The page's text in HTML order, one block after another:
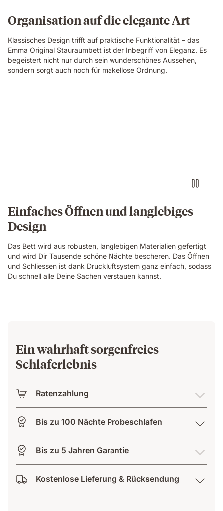
Organisation auf die elegante Art
Klassisches Design trifft auf praktische Funktionalität – das
Emma Original Stauraumbett ist der Inbegriff von Eleganz. Es
begeistert nicht nur durch sein wunderschönes Aussehen,
sondern sorgt auch noch für makellose Ordnung.
Einfaches Öffnen und langlebiges
Design
Das Bett wird aus robusten, langlebigen Materialien gefertigt
und wird Dir Tausende schöne Nächte bescheren. Das Öffnen
und Schliessen ist dank Druckluftsystem ganz einfach, sodass
Du schnell alle Deine Sachen verstauen kannst.
Ein wahrhaft sorgenfreies
Schlaferlebnis
Ratenzahlung
Bis zu 100 Nächte Probeschlafen
Bis zu 5 Jahren Garantie
Kostenlose Lieferung & Rücksendung